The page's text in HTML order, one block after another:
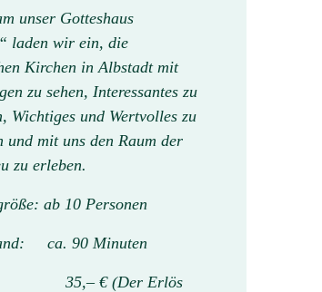
unser Gotteshaus
laden wir ein, die
Kirchen in Albstadt mit
zu sehen, Interessantes zu
Wichtiges und Wertvolles zu
und mit uns den Raum der
zu erleben.
ab 10 Personen
ca. 90 Minuten
35,– € (Der Erlös